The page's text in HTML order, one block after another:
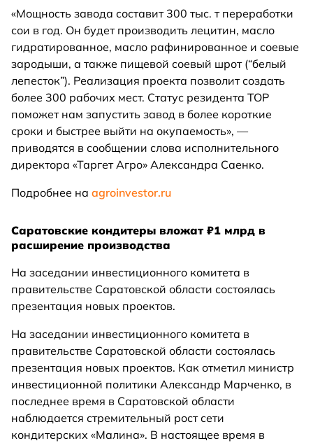
«Мощность завода составит 300 тыс. т переработки
сои в год. Он будет производить лецитин, масло
гидратированное, масло рафинированное и соевые
зародыши, а также пищевой соевый шрот (“белый
лепесток”). Реализация проекта позволит создать
более 300 рабочих мест. Статус резидента ТОР
поможет нам запустить завод в более короткие
сроки и быстрее выйти на окупаемость», —
приводятся в сообщении слова исполнительного
директора «Таргет Агро» Александра Саенко.
Подробнее на agroinvestor.ru
Саратовские кондитеры вложат ₽1 млрд в
расширение производства
На заседании инвестиционного комитета в
правительстве Саратовской области состоялась
презентация новых проектов.
На заседании инвестиционного комитета в
правительстве Саратовской области состоялась
презентация новых проектов. Как отметил министр
инвестиционной политики Александр Марченко, в
последнее время в Саратовской области
наблюдается стремительный рост сети
кондитерских «Малина». В настоящее время в